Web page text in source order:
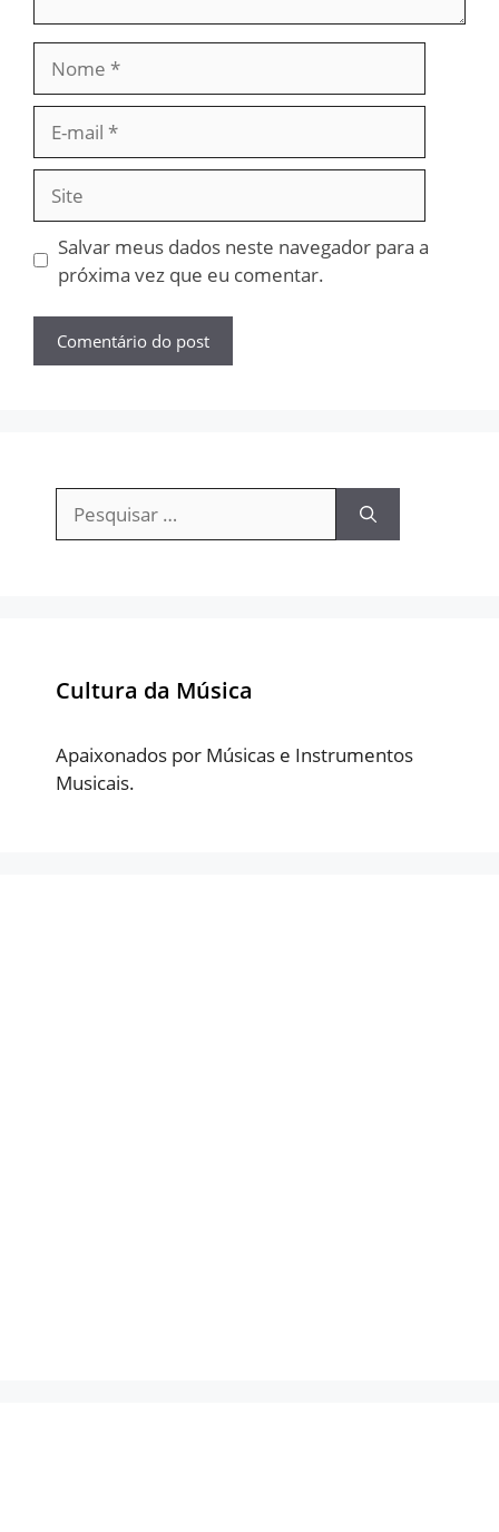
mail
Salvar meus dados neste navegador para a
próxima vez que eu comentar.
Pesquisar
por:
Cultura da Música
Apaixonados por Músicas e Instrumentos
Musicais.